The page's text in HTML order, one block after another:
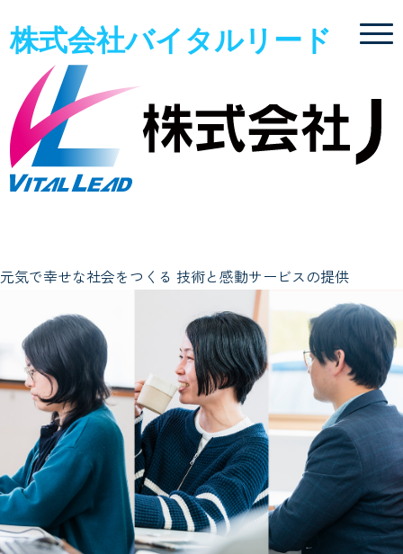
株式会社バイタルリード
元気で幸せな社会をつくる 技術と感動サービスの提供